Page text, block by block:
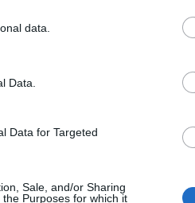
data.
Data.
Data for Targeted
Sale, and/or Sharing
Purposes for which it
con el